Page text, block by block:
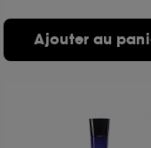
Ajouter au